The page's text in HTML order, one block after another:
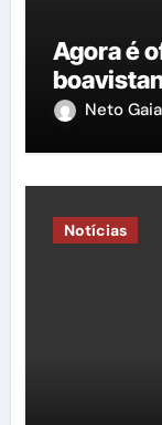
Agora é
Neto Gaia
Notícias